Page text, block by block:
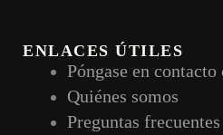
ENLACES ÚTILES
Póngase en
Quiénes somos
Preguntas frecuentes